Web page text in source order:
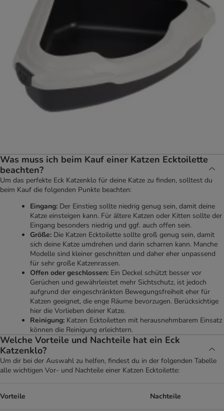
Was muss ich beim Kauf einer Katzen Ecktoilette
beachten?
Um das perfekte Eck Katzenklo für deine Katze zu finden, solltest du
beim Kauf die folgenden Punkte beachten:
Eingang: Der Einstieg sollte niedrig genug sein, damit deine
Katze einsteigen kann. Für ältere Katzen oder Kitten sollte der
Eingang besonders niedrig und ggf. auch offen sein.
Größe: Die Katzen Ecktoilette sollte groß genug sein, damit
sich deine Katze umdrehen und darin scharren kann. Manche
Modelle sind kleiner geschnitten und daher eher unpassend
für sehr große Katzenrassen.
Offen oder geschlossen: Ein Deckel schützt besser vor
Gerüchen und gewährleistet mehr Sichtschutz, ist jedoch
aufgrund der eingeschränkten Bewegungsfreiheit eher für
Katzen geeignet, die enge Räume bevorzugen. Berücksichtige
hier die Vorlieben deiner Katze.
Reinigung: Katzen Ecktoiletten mit herausnehmbarem Einsatz
können die Reinigung erleichtern.
Welche Vorteile und Nachteile hat ein Eck
Katzenklo?
Um dir bei der Auswahl zu helfen, findest du in der folgenden Tabelle
alle wichtigen Vor- und Nachteile einer Katzen Ecktoilette:
Vorteile Nachteile